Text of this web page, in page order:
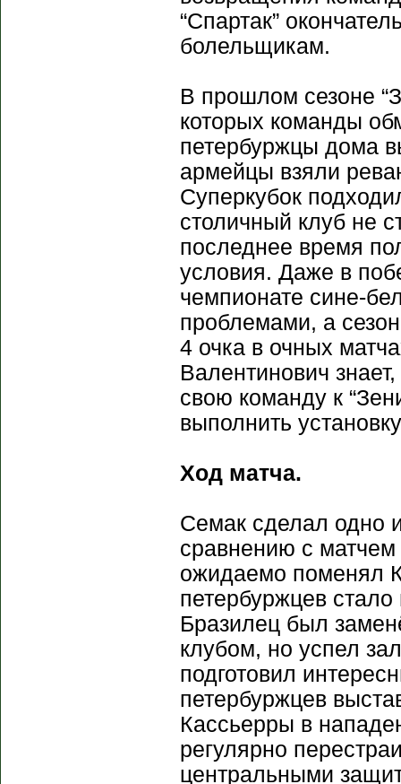
“Спартак”
болельщикам.
В прошлом сезоне
которых команды
петербуржцы дома
армейцы взяли
Суперкубок
столичный клуб не
последнее время
условия. Даже в
чемпионате сине-
проблемами, а
4 очка в очных
Валентинович
свою команду к
выполнить
Ход матча.
Семак сделал одно
сравнению с матчем
ожидаемо поменял
петербуржцев
Бразилец был
клубом, но успел
подготовил
петербуржцев
Кассьерры в
регулярно
центральными